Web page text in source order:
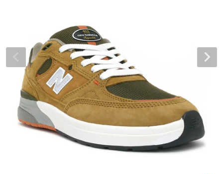
7.7inch
7.8inch
7.9inch
8.0inch
7.8inch
7.9inch
8.0inch
8.1inch
56mm
57mm
58mm
59mm
ボーンズ XF（エックスフォーミュラ）
ボーンズ STF（エスティーエフ）
パウエルペラルタ DF（ドラゴンフォーミュ
ラ）
ソフトウィール（クルーザー）
ベアリング
デッキテープ
ボルト
パーツ・その他
足回りセット（トラック・ウィールセット）
24cm
24.5cm
25cm
25.5cm
インソール
シューレース・その他
トレーナー・セーター
パンツ
ショーツ
長袖ボタンシャツ
7分袖シャツ・ラグラン
ブランド紹介
INFO
スケートパーク情報
求人情報
プライバシーポリシー
特定商取引法に基づく表記